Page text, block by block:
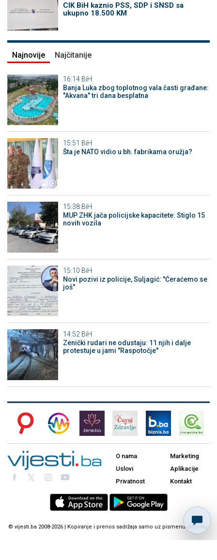
CIK BiH kaznio PSS, SDP i SNSD sa
ukupno 18.500 KM
Najnovije Najčitanije
16:14 BiH
Banja Luka zbog toplotnog vala časti građane:
"Akvana" tri dana besplatna
15:51 BiH
Šta je NATO vidio u bh. fabrikama oružja?
15:38 BiH
MUP ZHK jača policijske kapacitete: Stiglo 15
novih vozila
15:10 BiH
Novi pozivi iz policije, Suljagić: "Ćeraćemo se
još"
14:52 BiH
Zenički rudari ne odustaju: 11 njih i dalje
protestuje u jami "Raspotočje"
O nama
Uslovi
Privatnost
Marketing
Aplikacije
Kontakt
© vijesti.ba 2008-2026 | Kopiranje i prenos sadržaja samo uz pismenu dozvolu.